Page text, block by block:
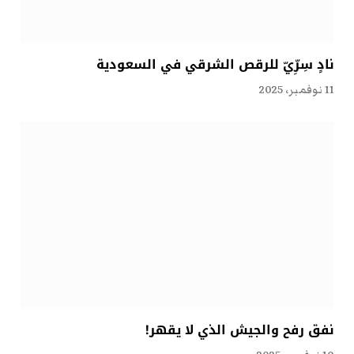
نادٍ سِرِّيّ للرقص الشرقي في السعودية
11 نوفمبر، 2025
نفق رفح والجيش الذي لا يقهر!